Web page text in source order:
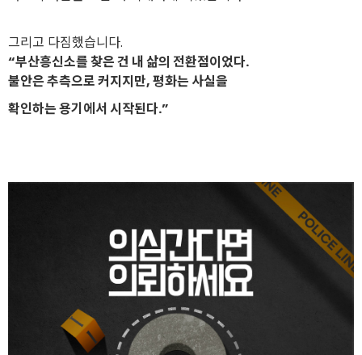
그리고 다짐했습니다.
“부산흥신소를 찾은 건 내 삶의 전환점이었다.
불안은 추측으로 커지지만, 평화는 사실을
확인하는 용기에서 시작된다.”